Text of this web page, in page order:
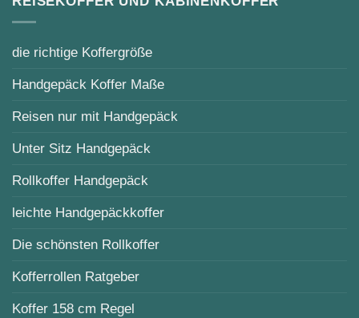
die richtige Koffergröße
Handgepäck Koffer Maße
Reisen nur mit Handgepäck
Unter Sitz Handgepäck
Rollkoffer Handgepäck
leichte Handgepäckkoffer
Die schönsten Rollkoffer
Kofferrollen Ratgeber
Koffer 158 cm Regel